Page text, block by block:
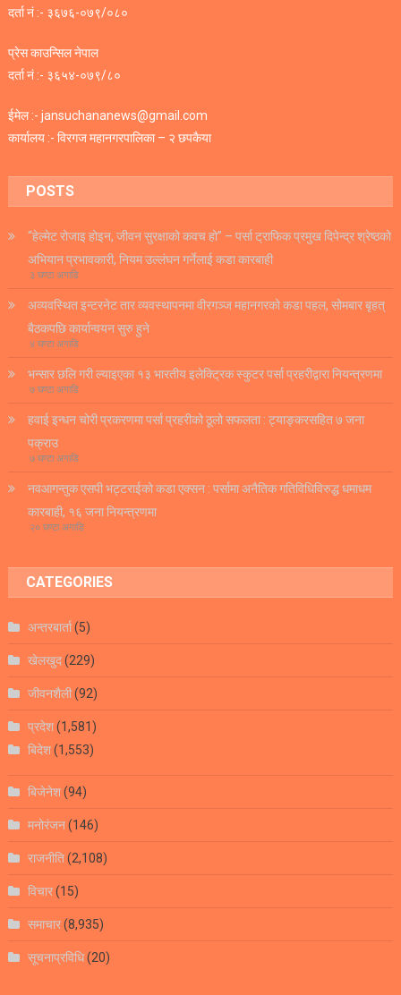
दर्ता नं :- ३६७६-०७९/०८०
प्रेस काउन्सिल नेपाल
दर्ता नं :- ३६५४-०७९/८०
ईमेल :- jansuchananews@gmail.com
कार्यालय :- विरगज महानगरपालिका – २ छपकैया
POSTS
“हेल्मेट रोजाइ होइन, जीवन सुरक्षाको कवच हो” – पर्सा ट्राफिक प्रमुख दिपेन्द्र श्रेष्ठको
अभियान प्रभावकारी, नियम उल्लंघन गर्नेलाई कडा कारबाही
३ घण्टा अगाडि
अव्यवस्थित इन्टरनेट तार व्यवस्थापनमा वीरगञ्ज महानगरको कडा पहल, सोमबार बृहत्
बैठकपछि कार्यान्वयन सुरु हुने
४ घण्टा अगाडि
भन्सार छलि गरी ल्याइएका १३ भारतीय इलेक्ट्रिक स्कुटर पर्सा प्रहरीद्वारा नियन्त्रणमा
७ घण्टा अगाडि
हवाई इन्धन चोरी प्रकरणमा पर्सा प्रहरीको ठूलो सफलता : ट्याङ्करसहित ७ जना
पक्राउ
७ घण्टा अगाडि
नवआगन्तुक एसपी भट्टराईको कडा एक्सन : पर्सामा अनैतिक गतिविधिविरुद्ध धमाधम
कारबाही, १६ जना नियन्त्रणमा
२० घण्टा अगाडि
CATEGORIES
अन्तरबार्ता(5)
खेलखुद(229)
जीवनशैली(92)
प्रदेश(1,581)
बिदेश(1,553)
बिजेनेश(94)
मनोरंजन(146)
राजनीति(2,108)
विचार(15)
समाचार(8,935)
सूचनाप्रविधि(20)